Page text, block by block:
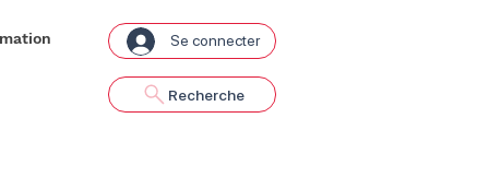
Se connecter
Recherche